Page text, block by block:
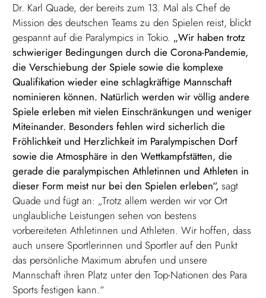
Dr. Karl Quade, der bereits zum 13. Mal als Chef de
Mission des deutschen Teams zu den Spielen reist, blickt
gespannt auf die Paralympics in Tokio. „Wir haben trotz
schwieriger Bedingungen durch die Corona-Pandemie,
die Verschiebung der Spiele sowie die komplexe
Qualifikation wieder eine schlagkräftige Mannschaft
nominieren können. Natürlich werden wir völlig andere
Spiele erleben mit vielen Einschränkungen und weniger
Miteinander. Besonders fehlen wird sicherlich die
Fröhlichkeit und Herzlichkeit im Paralympischen Dorf
sowie die Atmosphäre in den Wettkampfstätten, die
gerade die paralympischen Athletinnen und Athleten in
dieser Form meist nur bei den Spielen erleben“, sagt
Quade und fügt an: „Trotz allem werden wir vor Ort
unglaubliche Leistungen sehen von bestens
vorbereiteten Athletinnen und Athleten. Wir hoffen, dass
auch unsere Sportlerinnen und Sportler auf den Punkt
das persönliche Maximum abrufen und unsere
Mannschaft ihren Platz unter den Top-Nationen des Para
Sports festigen kann.“